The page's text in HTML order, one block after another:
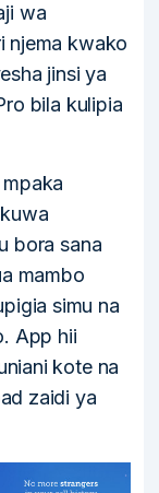
wa
njema kwako
jinsi ya
bila kulipia
bora sana
mambo
simu na
App hii
kote na
zaidi ya